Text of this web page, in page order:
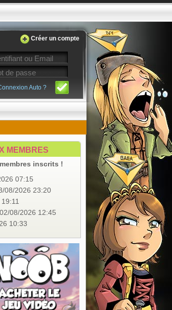
Créer un compte
Auto ?
MEMBRES
membres inscrits !
07:15
08/2026 23:20
08/2026 12:45
10:33